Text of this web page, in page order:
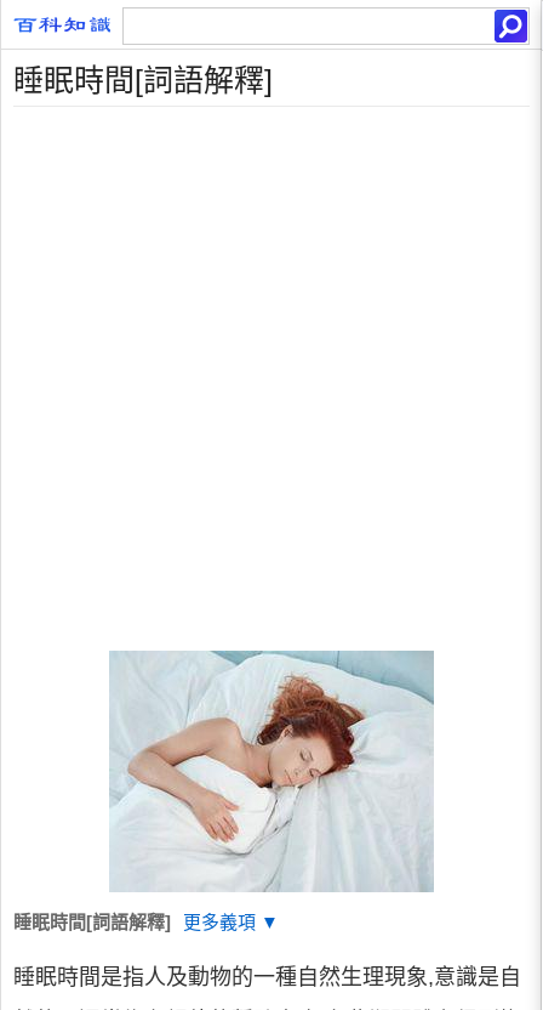
睡眠時間[詞語解釋]
睡眠時間[詞語解釋] 更多義項 ▼
睡眠時間是指人及動物的一種自然生理現象,意識是自